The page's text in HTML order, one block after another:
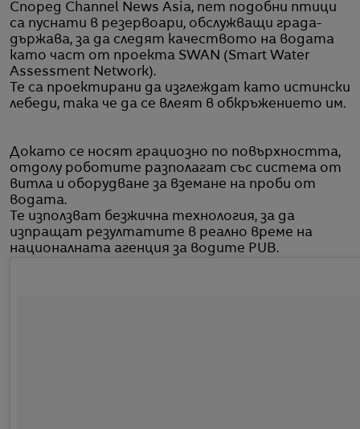
Според Channel News Asia, пет подобни птици
са пуснати в резервоари, обслужващи града-
държава, за да следят качеството на водата
като част от проекта SWAN (Smart Water
Assessment Network).
Те са проектирани да изглеждат като истински
лебеди, така че да се влеят в обкръжението им.
Докато се носят грациозно по повърхността,
отдолу роботите разполагат със система от
витла и оборудване за вземане на проби от
водата.
Те използват безжична технология, за да
изпращат резултатите в реално време на
националната агенция за водите PUB.